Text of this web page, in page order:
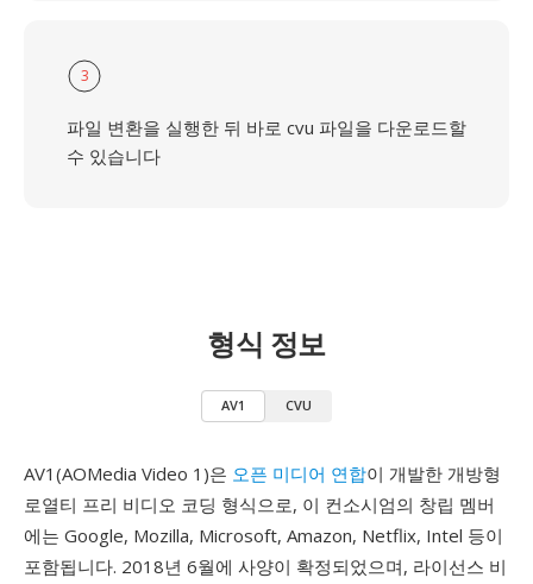
3
파일 변환을 실행한 뒤 바로 cvu 파일을 다운로드할
수 있습니다
형식 정보
AV1 CVU
AV1(AOMedia Video 1)은 오픈 미디어 연합이 개발한 개방형
로열티 프리 비디오 코딩 형식으로, 이 컨소시엄의 창립 멤버
에는 Google, Mozilla, Microsoft, Amazon, Netflix, Intel 등이
포함됩니다. 2018년 6월에 사양이 확정되었으며, 라이선스 비